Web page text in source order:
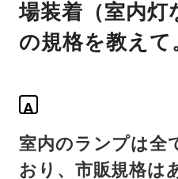
場装着（室内灯
の規格を教えて
A
室内のランプは全
おり、市販規格は